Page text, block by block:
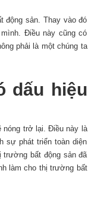
động sản. Thay vào đó
Điều này cũng có
phải là một chúng ta
dấu hiệu
nóng trở lại. Điều này là
sự phát triển toàn diện
trường bất động sản đã
làm cho thị trường bất